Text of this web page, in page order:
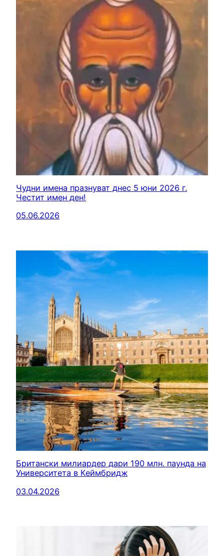
Чудни имена празнуват днес 5 юни 2026 г.
Честит имен ден!
05.06.2026
Британски милиардер дари 190 млн. паунда на
Университета в Кеймбридж
03.04.2026